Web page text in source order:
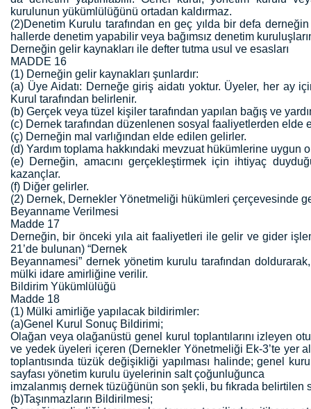
kurulunun yükümlülüğünü ortadan kaldırmaz.
(2)Denetim Kurulu tarafından en geç yılda bir defa
hallerde denetim yapabilir veya bağımsız denetim
Derneğin gelir kaynakları ile defter tutma usul ve esasları
MADDE 16
(1) Derneğin gelir kaynakları şunlardır:
(a) Üye Aidatı: Derneğe giriş aidatı yoktur. Üyeler, her ay
Kurul tarafından belirlenir.
(b) Gerçek veya tüzel kişiler tarafından yapılan bağış ve
(c) Dernek tarafından düzenlenen sosyal faaliyetlerden elde
(ç) Derneğin mal varlığından elde edilen gelirler.
(d) Yardım toplama hakkındaki mevzuat hükümlerine uygun
(e) Derneğin, amacını gerçekleştirmek için ihtiyaç
kazançlar.
(f) Diğer gelirler.
(2) Dernek, Dernekler Yönetmeliği hükümleri çerçevesinde
Beyanname Verilmesi
Madde 17
Derneğin, bir önceki yıla ait faaliyetleri ile gelir ve gider
21’de bulunan) “Dernek
Beyannamesi” dernek yönetim kurulu tarafından
mülki idare amirliğine verilir.
Bildirim Yükümlülüğü
Madde 18
(1) Mülki amirliğe yapılacak bildirimler:
(a)Genel Kurul Sonuç Bildirimi;
Olağan veya olağanüstü genel kurul toplantılarını izleyen
ve yedek üyeleri içeren (Dernekler Yönetmeliği Ek-3’te yer
toplantısında tüzük değişikliği yapılması halinde; genel
sayfası yönetim kurulu üyelerinin salt çoğunluğunca
imzalanmış dernek tüzüğünün son şekli, bu fıkrada
(b)Taşınmazların Bildirilmesi;